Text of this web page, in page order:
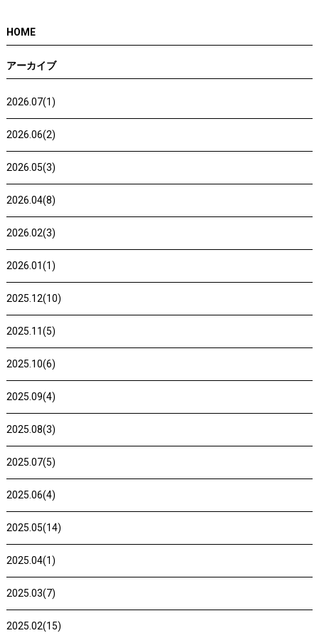
HOME
アーカイブ
2026.07(1)
2026.06(2)
2026.05(3)
2026.04(8)
2026.02(3)
2026.01(1)
2025.12(10)
2025.11(5)
2025.10(6)
2025.09(4)
2025.08(3)
2025.07(5)
2025.06(4)
2025.05(14)
2025.04(1)
2025.03(7)
2025.02(15)